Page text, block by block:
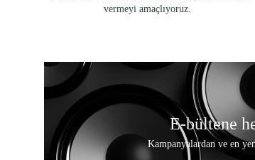
vermeyi amaçlıyoruz.
E-bültene
Kampanyalardan ve en